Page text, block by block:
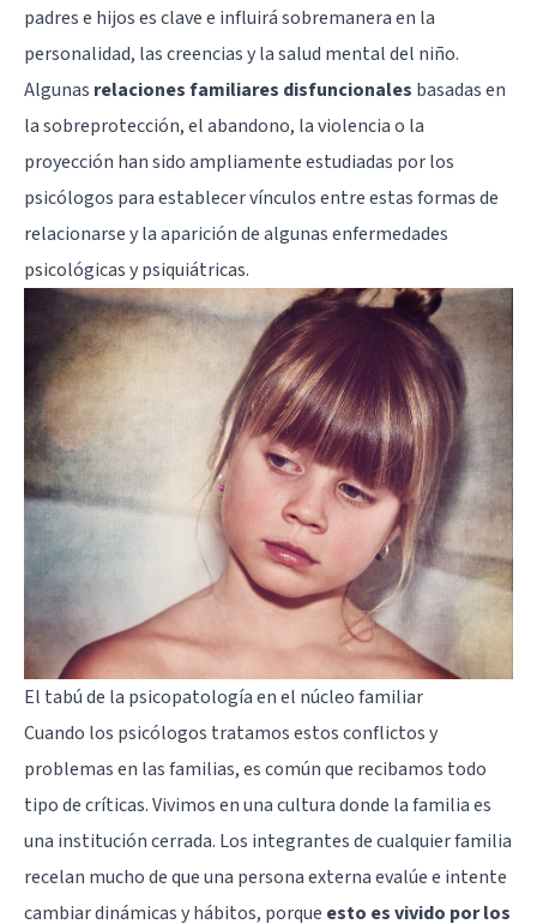
padres e hijos es clave e influirá sobremanera en la
personalidad, las creencias y la salud mental del niño.
Algunas relaciones familiares disfuncionales basadas en
la sobreprotección, el abandono, la violencia o la
proyección han sido ampliamente estudiadas por los
psicólogos para establecer vínculos entre estas formas de
relacionarse y la aparición de algunas enfermedades
psicológicas y psiquiátricas.
El tabú de la psicopatología en el núcleo familiar
Cuando los psicólogos tratamos estos conflictos y
problemas en las familias, es común que recibamos todo
tipo de críticas. Vivimos en una cultura donde la familia es
una institución cerrada. Los integrantes de cualquier familia
recelan mucho de que una persona externa evalúe e intente
cambiar dinámicas y hábitos, porque esto es vivido por los